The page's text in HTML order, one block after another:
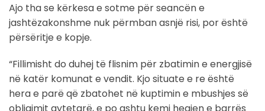
Ajo tha se kërkesa e sotme për seancën e
jashtëzakonshme nuk përmban asnjë risi, por është
përsëritje e kopje.
“Fillimisht do duhej të flisnim për zbatimin e energjisë
në katër komunat e vendit. Kjo situate e re është
hera e parë që zbatohet në kuptimin e mbushjes së
obligimit qytetarë, e po ashtu kemi heqjen e barrës